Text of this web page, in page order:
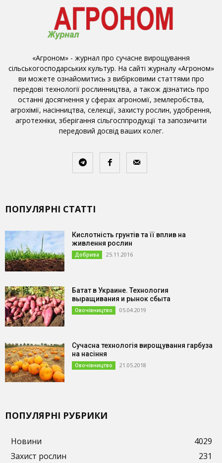
«Агроном» - журнал про сучасне вирощування
сільськогосподарських культур. На сайті журналу «Агроном»
ви можете ознайомитись з вибірковими статтями про
передові технології рослинництва, а також дізнатись про
останні досягнення у сферах агрономії, землеробства,
агрохімії, насінництва, селекції, захисту рослин, удобрення,
агротехніки, зберігання сільгосппродукції та запозичити
передовий досвід ваших колег.
ПОПУЛЯРНІ СТАТТІ
Кислотність грунтів та її вплив на
живлення рослин
Добрива 25.11.2016
Батат в Украине. Технология
выращивания и рынок сбыта
Овочівництво 05.04.2019
Сучасна технологія вирощування гарбуза
на насіння
Овочівництво 21.05.2018
ПОПУЛЯРНІ РУБРИКИ
Новини
4029
Захист рослин
231